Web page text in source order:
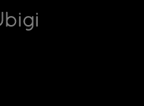
Alt bilgi